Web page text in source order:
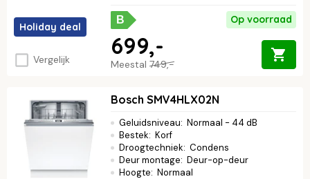
Holiday deal
Vergelijk
B Op voorraad
Meestal 749,-
699,-
Bosch SMV4HLX02N
Geluidsniveau: Normaal - 44 dB
Bestek: Korf
Droogtechniek: Condens
Deur montage: Deur-op-deur
Hoogte: Normaal